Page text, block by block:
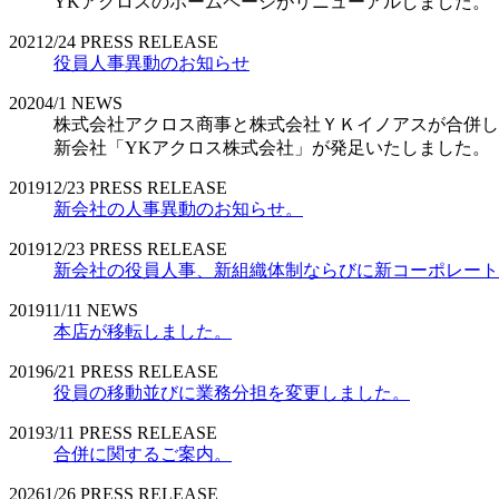
2021 2/24 PRESS RELEASE
役員人事異動のお知らせ
20204/1 NEWS
株式会社アクロス商事と株式会社ＹＫイノアスが合併し
新会社「YKアクロス株式会社」が発足いたしました。
201912/23 PRESS RELEASE
新会社の人事異動のお知らせ。
201912/23 PRESS RELEASE
新会社の役員人事、新組織体制ならびに新コーポレート
201911/11 NEWS
本店が移転しました。
20196/21 PRESS RELEASE
役員の移動並びに業務分担を変更しました。
20193/11 PRESS RELEASE
合併に関するご案内。
20261/26 PRESS RELEASE